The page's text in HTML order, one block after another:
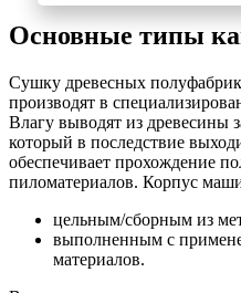
Основные типы
Сушку древесных
производят в
Влагу выводят из древесины
который в последствие
обеспечивает прохождение
пиломатериалов. Корпус
цельным/сборным из
выполненным с
материалов.